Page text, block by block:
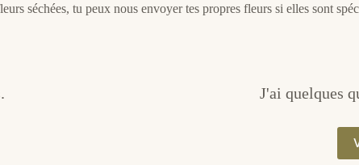
séchées, tu peux nous envoyer tes propres fleurs si elles sont
J'ai quelques